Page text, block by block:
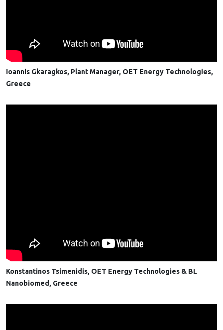
Ioannis Gkaragkos, Plant Manager, OET Energy Technologies,
Greece
Konstantinos Tsimenidis, OET Energy Technologies & BL
Nanobiomed, Greece